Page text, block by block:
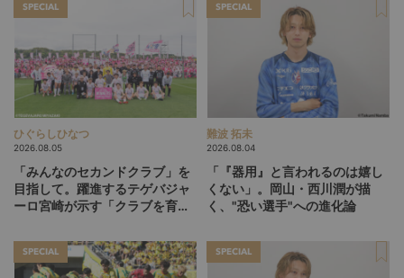
SPECIAL
ひぐらしひなつ
2026.08.05
「みんなのセカンドクラブ」を
目指して。躍進するテゲバジャ
ーロ宮崎が示す「クラブを育て
SPECIAL
難波 拓未
2026.08.04
「『器用』と言われるのは嬉し
くない」。岡山・西川潤が描
く、"恐い選手"への進化論
SPECIAL SPECIAL